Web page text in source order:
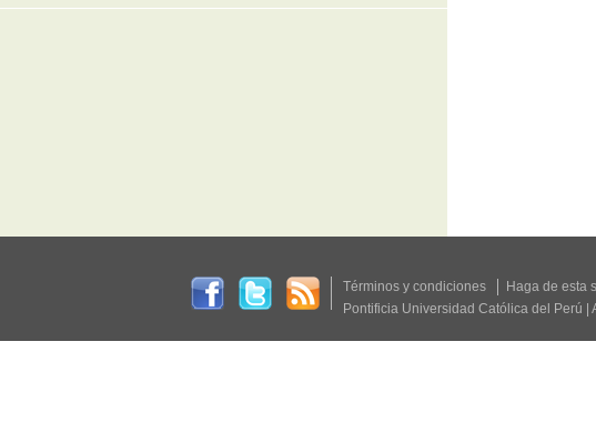
Términos y condiciones Haga de esta
Pontificia Universidad Católica del Perú